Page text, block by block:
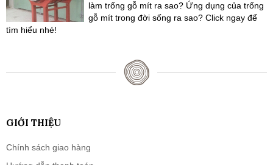
làm trống gỗ mít ra sao? Ứng dụng của trống
gỗ mít trong đời sống ra sao? Click ngay để
tìm hiểu nhé!
GIỚI THIỆU
Chính sách giao hàng